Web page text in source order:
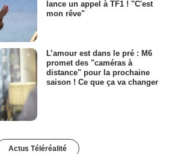
lance un appel à TF1 ! "C'est
mon rêve"
L’amour est dans le pré : M6
promet des "caméras à
distance" pour la prochaine
saison ! Ce que ça va changer
Actus Téléréalité